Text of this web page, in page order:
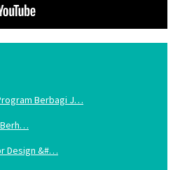
Berbagi J…
Berh…
Design &#…